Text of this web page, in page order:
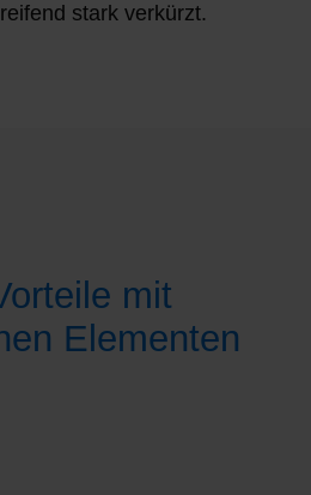
stark verkürzt.
mit
Elementen